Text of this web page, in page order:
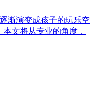
渐演变成孩子的玩乐空
文将从专业的角度，